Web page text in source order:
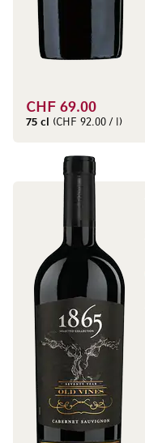
CHF 69.00
75 cl (CHF 92.00 / l)